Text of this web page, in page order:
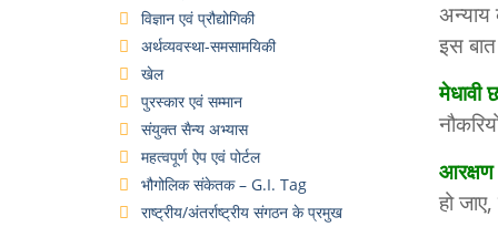
अन्याय
इस बात
मेधावी
आरक्षण
हो
विज्ञान एवं प्रौद्योगिकी
अर्थव्यवस्था-समसामयिकी
खेल
पुरस्कार एवं सम्मान
संयुक्त सैन्य अभ्यास
महत्वपूर्ण ऐप एवं पोर्टल
भौगोलिक संकेतक – G.I. Tag
राष्ट्रीय/अंतर्राष्ट्रीय संगठन के प्रमुख